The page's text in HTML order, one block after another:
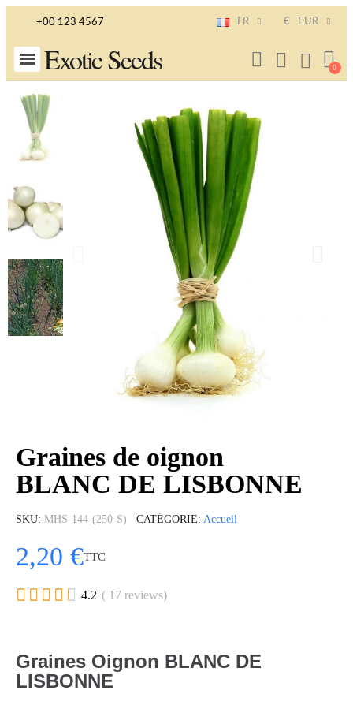
+00 123 4567 FR € EUR
Exotic Seeds
Graines de oignon
BLANC DE LISBONNE
SKU MHS-144-(250-S) CATÉGORIE Accueil
2,20 €TTC
     4.2 ( 17 reviews)
Graines Oignon BLANC DE
LISBONNE